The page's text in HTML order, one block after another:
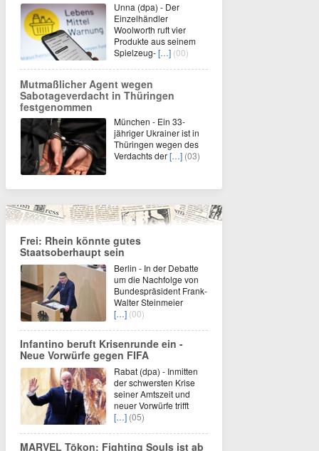
Unna (dpa) - Der
Einzelhändler
Woolworth ruft vier
Produkte aus seinem
Spielzeug-[…] (00)
Mutmaßlicher Agent wegen
Sabotageverdacht in Thüringen
festgenommen
München - Ein 33-
jähriger Ukrainer ist in
Thüringen wegen des
Verdachts der[…] (03)
Frei: Rhein könnte gutes
Staatsoberhaupt sein
Berlin - In der Debatte
um die Nachfolge von
Bundespräsident Frank-
Walter Steinmeier
[…] (00)
Infantino beruft Krisenrunde ein -
Neue Vorwürfe gegen FIFA
Rabat (dpa) - Inmitten
der schwersten Krise
seiner Amtszeit und
neuer Vorwürfe trifft
[…] (05)
MARVEL Tōkon: Fighting Souls ist ab